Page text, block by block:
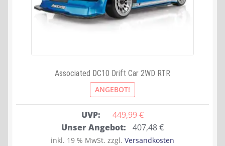
Associated DC10 Drift Car 2WD RTR
ANGEBOT!
UVP: 449,99 €
Ursprünglicher
Preis
Unser Angebot: 407,48€Aktueller
Preis
inkl. 19 % MwSt. zzgl. Versandkosten